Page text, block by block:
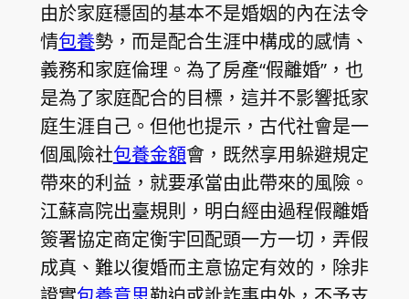
由於家庭穩固的基本不是婚姻的內在法令
情包養勢，而是配合生涯中構成的感情、
義務和家庭倫理。為了房產“假離婚”，也
是為了家庭配合的目標，這并不影響抵家
庭生涯自己。但他也提示，古代社會是一
個風險社包養金額會，既然享用躲避規定
帶來的利益，就要承當由此帶來的風險。
江蘇高院出臺規則，明白經由過程假離婚
簽署協定商定衡宇回配頭一方一切，弄假
成真、難以復婚而主意協定有效的，除非